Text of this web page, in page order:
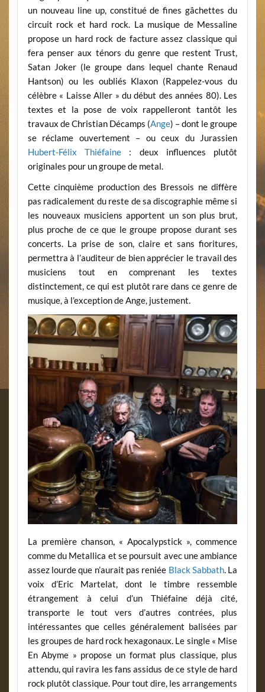
un nouveau line up, constitué de fines gâchettes du
circuit rock et hard rock. La musique de Messaline
propose un hard rock de facture assez classique qui
fera penser aux ténors du genre que restent Trust,
Satan Joker (le groupe dans lequel chante Renaud
Hantson) ou les oubliés Klaxon (Rappelez-vous du
célèbre « Laisse Aller » du début des années 80). Les
textes et la pose de voix rappelleront tantôt les
travaux de Christian Décamps (Ange) – dont le groupe
se réclame ouvertement – ou ceux du Jurassien
Hubert-Félix Thiéfaine: deux influences plutôt
originales pour un groupe de metal.
Cette cinquième production des Bressois ne diffère
pas radicalement du reste de sa discographie même si
les nouveaux musiciens apportent un son plus brut,
plus proche de ce que le groupe propose durant ses
concerts. La prise de son, claire et sans fioritures,
permettra à l’auditeur de bien apprécier le travail des
musiciens tout en comprenant les textes
distinctement, ce qui est plutôt rare dans ce genre de
musique, à l’exception de Ange, justement.
La première chanson, « Apocalypstick », commence
comme du Metallica et se poursuit avec une ambiance
assez lourde que n’aurait pas reniée Black Sabbath. La
voix d’Eric Martelat, dont le timbre ressemble
étrangement à celui d’un Thiéfaine déjà cité,
transporte le tout vers d’autres contrées, plus
intéressantes que celles généralement balisées par
les groupes de hard rock hexagonaux. Le single « Mise
En Abyme » propose un format plus classique, plus
attendu, qui ravira les fans assidus de ce style de hard
rock plutôt classique. Pour tout dire, les arrangements